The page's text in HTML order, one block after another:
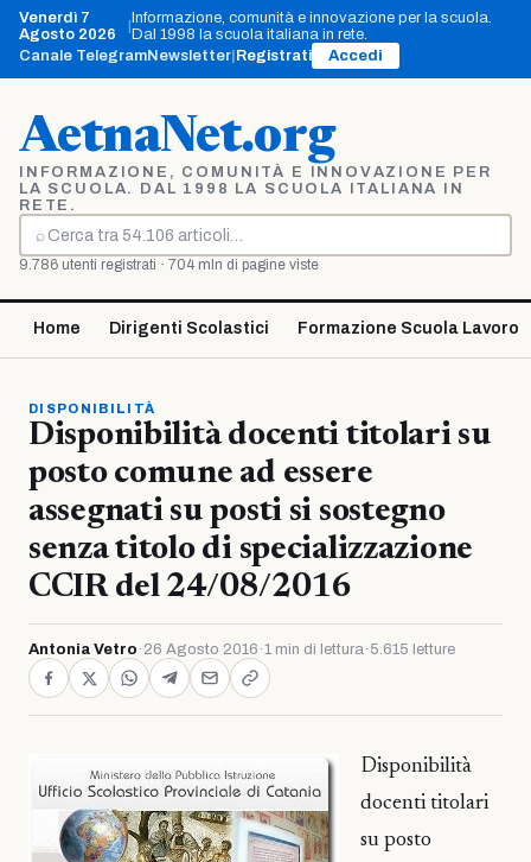
Vai
contenuto
Venerdì 7
Agosto 2026
Informazione, comunità e innovazione per la scuola.
Dal 1998 la scuola italiana in rete.
Canale TelegramNewsletter Registrati Accedi
AetnaNet.org
INFORMAZIONE, COMUNITÀ E INNOVAZIONE PER
LA SCUOLA. DAL 1998 LA SCUOLA ITALIANA IN
RETE.
⌕
Cerca
9.786 utenti registrati · 704 mln di pagine viste
Home Dirigenti Scolastici Formazione Scuola Lavoro
DISPONIBILITÀ
Disponibilità docenti titolari su
posto comune ad essere
assegnati su posti si sostegno
senza titolo di specializzazione
CCIR del 24/08/2016
Antonia Vetro · 26 Agosto 2016 ·1 min di lettura· 5.615 letture
Disponibilità
docenti titolari
su posto